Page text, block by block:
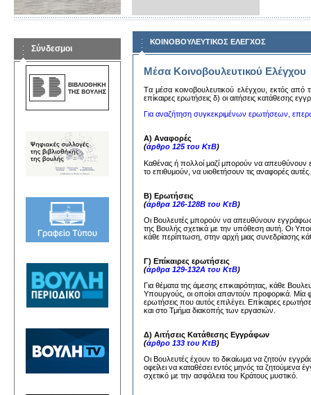
Σύνδεσμοι
ΚΟΙΝΟΒΟΥΛΕΥΤΙΚΟΣ ΕΛΕΓΧΟΣ
Μέσα Κοινοβουλευτικού Ελέγχου
Tα μέσα κoινoβoυλευτικoύ ελέγχoυ, εκτός από
επίκαιρες ερωτήσεις δ) oι αιτήσεις κατάθεσης
Για αναζήτηση συγκεκριμένων ερωτήσεων,
Α) Αναφορές
(άρθρο 125 του ΚτΒ)
Καθένας ή πολλοί μαζί μπορούν να
το επιθυμούν, να υιοθετήσουν τις αναφορές
Β) Ερωτήσεις
(άρθρα 126-128Β του ΚτΒ)
Οι Βουλευτές μπορούν να απευθύνουν
της Βουλής σχετικά με την υπόθεση αυτή. Οι
κάθε περίπτωση, στην αρχή μιας συνεδρίασης
Γ) Επίκαιρες ερωτήσεις
(άρθρα 129-132Α του ΚτΒ)
Για θέματα της άμεσης επικαιρότητας, κάθε
Υπουργούς, οι οποίοι απαντούν προφορικά. Μία
ερωτήσεις που αυτός επιλέγει. Επίκαιρες
και στο Τμήμα διακοπής των εργασιών.
Δ) Αιτήσεις Κατάθεσης Εγγράφων
(άρθρο 133 του ΚτΒ)
Οι Βουλευτές έχουν το δικαίωμα να ζητούν
οφείλει να καταθέσει εντός μηνός τα
σχετικό με την ασφάλεια του Κράτους μυστικό.